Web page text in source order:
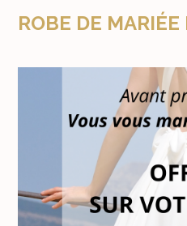
ROBE DE